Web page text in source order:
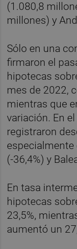
(1.080,8
millones) y
Sólo en una
firmaron el
hipotecas
mes de 2022,
mientras que
variación. En
registraron
especialmente
(-36,4%) y
En tasa
hipotecas
23,5%,
aumentó un